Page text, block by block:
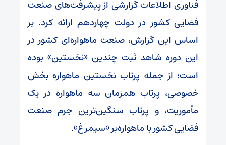
فناوری اطلاعات گزارشی از پیشرفت‌های صنعت
فضایی کشور در دولت چهاردهم ارائه کرد. بر
اساس این گزارش، صنعت ماهواره‌ای کشور در
این دوره شاهد ثبت چندین «نخستین» بوده
است؛ از جمله پرتاب نخستین ماهواره بخش
خصوصی، پرتاب همزمان سه ماهواره در یک
مأموریت، و پرتاب سنگین‌ترین جرم صنعت
فضایی کشور با ماهواره‌بر «سیمرغ».